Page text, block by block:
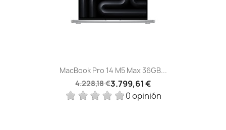
MacBook Pro 14 M5 Max 36GB...
4.228,18 €3.799,61 €
0 opinión